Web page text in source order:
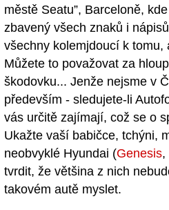
městě Seatu”, Barceloně,
zbavený všech znaků i
všechny kolemjdoucí k tomu,
Můžete to považovat za
škodovku... Jenže nejsme v
především - sledujete-li
vás určitě zajímají, což se o
Ukažte vaší babičce, tchýni,
neobvyklé Hyundai (Genesis,
tvrdit, že většina z nich
takovém autě myslet.